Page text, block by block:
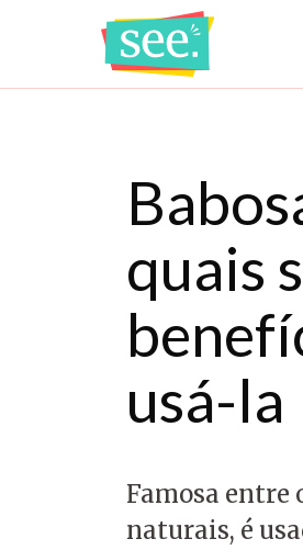
o
quais
usá-la
Famosa entre
naturais, é